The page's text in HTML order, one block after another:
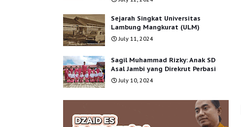
Sejarah Singkat Universitas
Lambung Mangkurat (ULM)
July 11, 2024
Sagil Muhammad Rizky: Anak SD
Asal Jambi yang Direkrut Perbasi
July 10, 2024